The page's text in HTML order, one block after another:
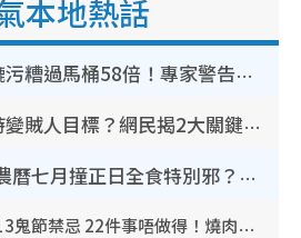
本地熱話
行李清潔｜車轆污糟過馬桶58倍！專家警告忌用酒精抹 教1招免污手除菌
裝修拆鐵閘隨時變賊人目標？網民揭2大關鍵用途：裝新式等於白裝？附新舊鐵閘分別
鬼門開2026｜農曆七月撞正日全食特別邪？專家警告切忌做一事！揭4大禁忌+2招保平安
鬼門開2026｜8.13鬼節禁忌 22件事唔做得！燒肉、刺身要少食？半夜勿吹口哨/打呢個電話